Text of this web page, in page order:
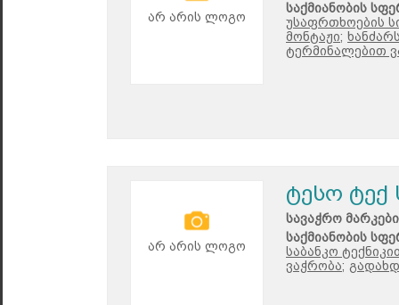
არ არის ლოგო
საქმიანობის
უსაფრთხოების
მონტაჟი;
ტერმინალებით
არ არის ლოგო
ტესო ტექ
სავაჭრო
საქმიანობის
საბანკო
ვაჭრობა;